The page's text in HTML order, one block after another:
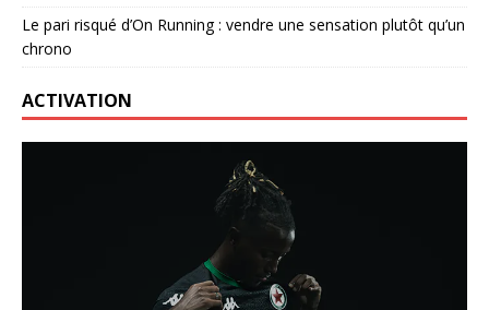
Le pari risqué d’On Running : vendre une sensation plutôt qu’un
chrono
ACTIVATION